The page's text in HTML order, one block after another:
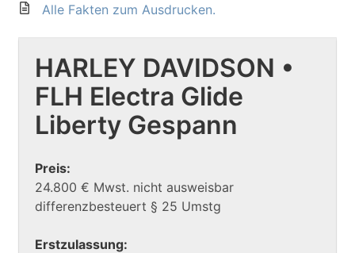
Alle Fakten zum Ausdrucken.
HARLEY DAVIDSON •
FLH Electra Glide
Liberty Gespann
Preis:
24.800 € Mwst. nicht ausweisbar
differenzbesteuert § 25 Umstg
Erstzulassung: